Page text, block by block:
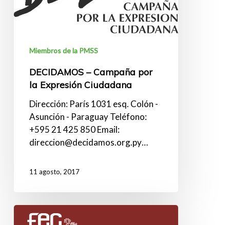
Ciudadana
Miembros de la PMSS
DECIDAMOS – Campaña por
la Expresión Ciudadana
Dirección: París 1031 esq. Colón -
Asunción - Paraguay Teléfono:
+595 21 425 850 Email:
direccion@decidamos.org.py…
11 agosto, 2017